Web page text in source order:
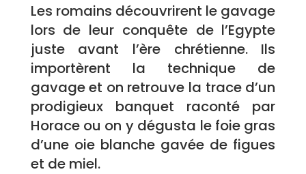
Les romains découvrirent le gavage
lors de leur conquête de l’Egypte
juste avant l’ère chrétienne. Ils
importèrent la technique de
gavage et on retrouve la trace d’un
prodigieux banquet raconté par
Horace ou on y dégusta le foie gras
d’une oie blanche gavée de figues
et de miel.